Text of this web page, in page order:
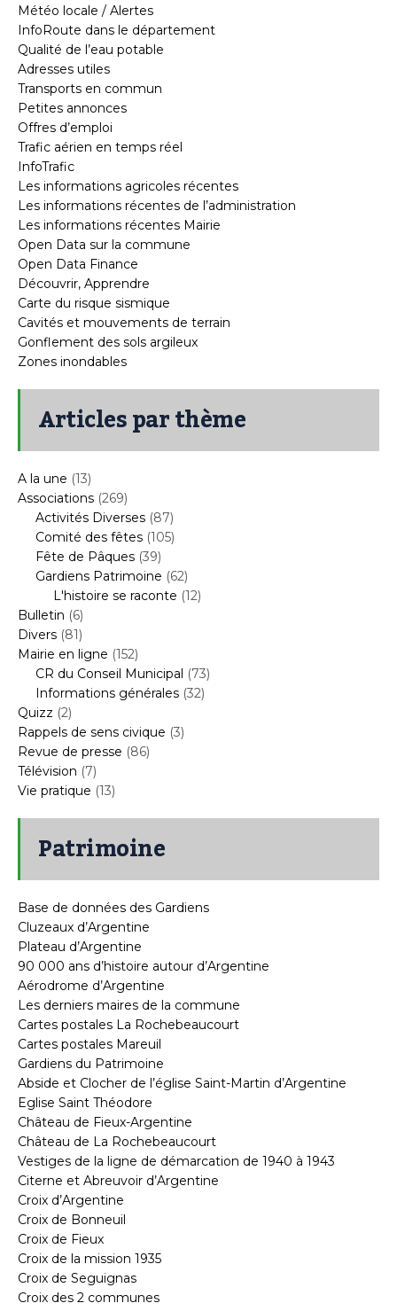
Météo locale / Alertes
InfoRoute dans le département
Qualité de l’eau potable
Adresses utiles
Transports en commun
Petites annonces
Offres d’emploi
Trafic aérien en temps réel
InfoTrafic
Les informations agricoles récentes
Les informations récentes de l’administration
Les informations récentes Mairie
Open Data sur la commune
Open Data Finance
Découvrir, Apprendre
Carte du risque sismique
Cavités et mouvements de terrain
Gonflement des sols argileux
Zones inondables
Articles par thème
A la une (13)
Associations (269)
Activités Diverses (87)
Comité des fêtes (105)
Fête de Pâques (39)
Gardiens Patrimoine (62)
L'histoire se raconte (12)
Bulletin (6)
Divers (81)
Mairie en ligne (152)
CR du Conseil Municipal (73)
Informations générales (32)
Quizz (2)
Rappels de sens civique (3)
Revue de presse (86)
Télévision (7)
Vie pratique (13)
Patrimoine
Base de données des Gardiens
Cluzeaux d’Argentine
Plateau d’Argentine
90 000 ans d’histoire autour d’Argentine
Aérodrome d’Argentine
Les derniers maires de la commune
Cartes postales La Rochebeaucourt
Cartes postales Mareuil
Gardiens du Patrimoine
Abside et Clocher de l’église Saint-Martin d’Argentine
Eglise Saint Théodore
Château de Fieux-Argentine
Château de La Rochebeaucourt
Vestiges de la ligne de démarcation de 1940 à 1943
Citerne et Abreuvoir d’Argentine
Croix d’Argentine
Croix de Bonneuil
Croix de Fieux
Croix de la mission 1935
Croix de Seguignas
Croix des 2 communes